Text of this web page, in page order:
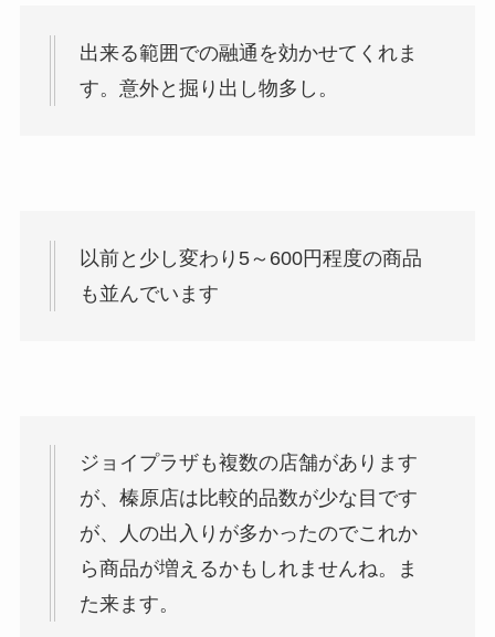
出来る範囲での融通を効かせてくれま
す。意外と掘り出し物多し。
以前と少し変わり5～600円程度の商品
も並んでいます
ジョイプラザも複数の店舗があります
が、榛原店は比較的品数が少な目です
が、人の出入りが多かったのでこれか
ら商品が増えるかもしれませんね。ま
た来ます。